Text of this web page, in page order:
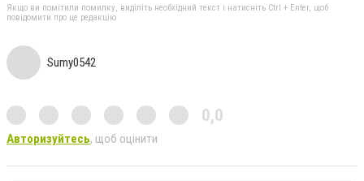
Якщо ви помітили помилку, виділіть необхідний текст і натисніть Ctrl + Enter, щоб
повідомити про це редакцію
Sumy0542
0,0
Авторизуйтесь, щоб оцінити